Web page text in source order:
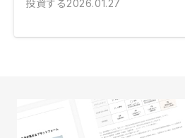
投資する2026.01.27